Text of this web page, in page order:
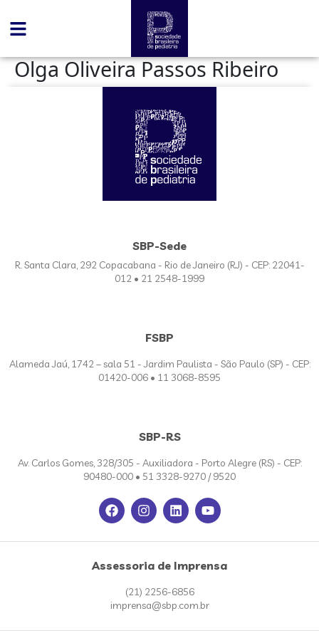
Olga Oliveira Passos Ribeiro
SBP-Sede
R. Santa Clara, 292 Copacabana - Rio de Janeiro (RJ) - CEP: 22041-
012 • 21 2548-1999
FSBP
Alameda Jaú, 1742 – sala 51 - Jardim Paulista - São Paulo (SP) - CEP:
01420-006 • 11 3068-8595
SBP-RS
Av. Carlos Gomes, 328/305 - Auxiliadora - Porto Alegre (RS) - CEP:
90480-000 • 51 3328-9270 / 9520
Assessoria de Imprensa
(21) 2256-6856
imprensa@sbp.com.br